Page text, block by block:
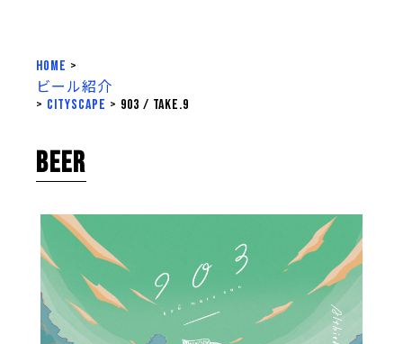
HOME >
ビール紹介
> cityscape > 903 / take.9
BEER